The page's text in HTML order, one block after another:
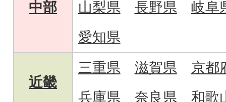
中部
山梨県
長野県
岐阜
愛知県
近畿
三重県 滋賀県
京都
兵庫県
奈良県 和歌